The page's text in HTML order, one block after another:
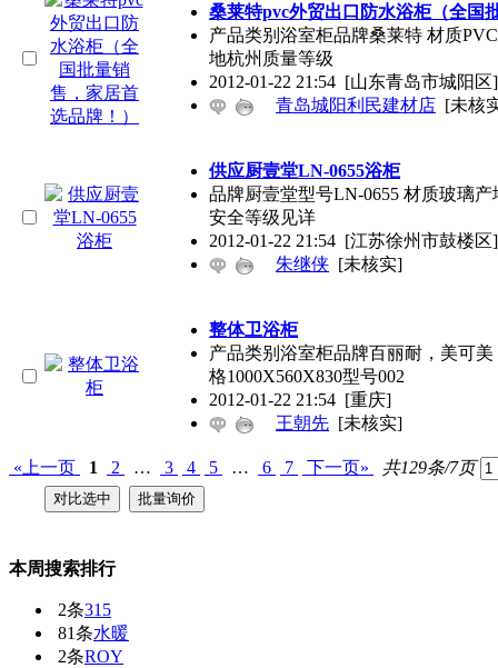
桑莱特pvc外贸出口防水浴柜（全国
产品类别浴室柜品牌桑莱特 材质
地杭州质量等级
2012-01-22 21:54 [山东青岛市城阳区]
青岛城阳利民建材店 [未核
供应厨壹堂LN-0655浴柜
品牌厨壹堂型号LN-0655 材质玻璃
安全等级见详
2012-01-22 21:54 [江苏徐州市鼓楼区]
朱继侠 [未核实]
整体卫浴柜
产品类别浴室柜品牌百丽耐，美可
格1000X560X830型号002
2012-01-22 21:54 [重庆]
王朝先 [未核实]
«上一页 1 2 … 3 4 5 … 6 7 下一页» 共129条/7页
本周搜索排行
2条315
81条水暖
2条ROY